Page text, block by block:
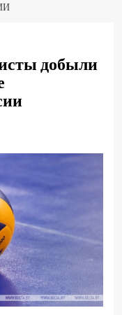
добыли